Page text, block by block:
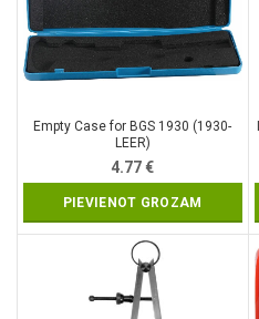
Empty Case for BGS 1930 (1930-
LEER)
4.77€
PIEVIENOT GROZAM